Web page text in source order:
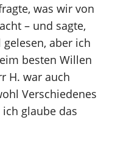
was wir von
– und sagte,
aber ich
besten Willen
H. war auch
Verschiedenes
glaube das